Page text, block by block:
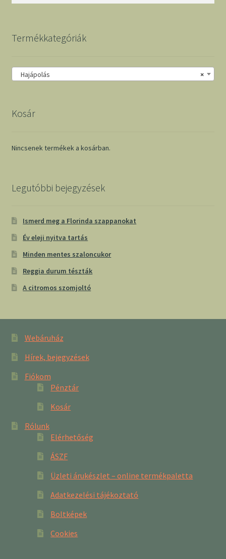
Termékkategóriák
×
Hajápolás
Kosár
Nincsenek termékek a kosárban.
Legutóbbi bejegyzések
Ismerd meg a Florinda szappanokat
Év eleji nyitva tartás
Minden mentes szaloncukor
Reggia durum tészták
A citromos szomjoltó
Webáruház
Hírek, bejegyzések
Fiókom
Pénztár
Kosár
Rólunk
Elérhetőség
ÁSZF
Üzleti árukészlet – online termékpaletta
Adatkezelési tájékoztató
Boltképek
Cookies